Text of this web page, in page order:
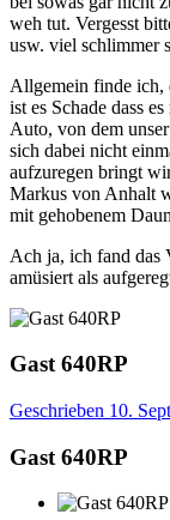
weh tut. Vergesst
usw. viel schlimmer
Allgemein finde ich,
ist es Schade dass
Auto, von dem
sich dabei nicht
aufzuregen bringt
Markus von Anhalt
mit gehobenem
Ach ja, ich fand das
amüsiert als
Gast 640RP
Geschrieben 10.
Gast 640RP